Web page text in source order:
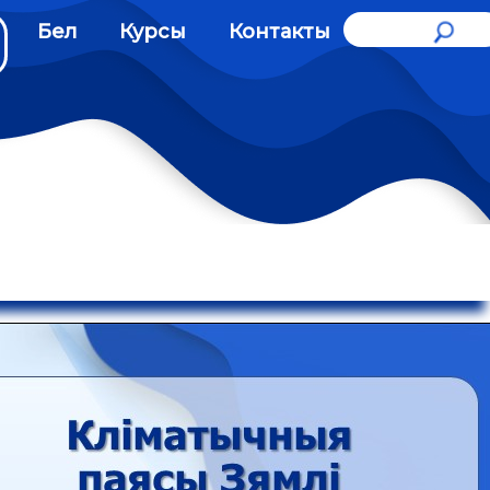
Бел Курсы Контакты